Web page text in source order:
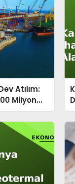
Atılım:
Milyon